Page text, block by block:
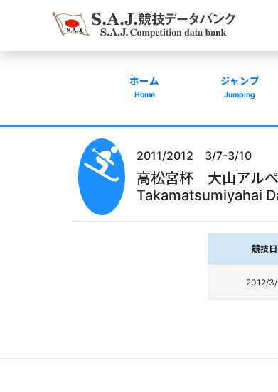
ホーム
Home
ジャンプ
Jumping
2011/2012 3/7-3/10
高松宮杯 大山アルペ
Takamatsumiyahai
競技日
2012/